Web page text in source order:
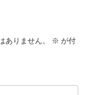
ありません。 ※ が付